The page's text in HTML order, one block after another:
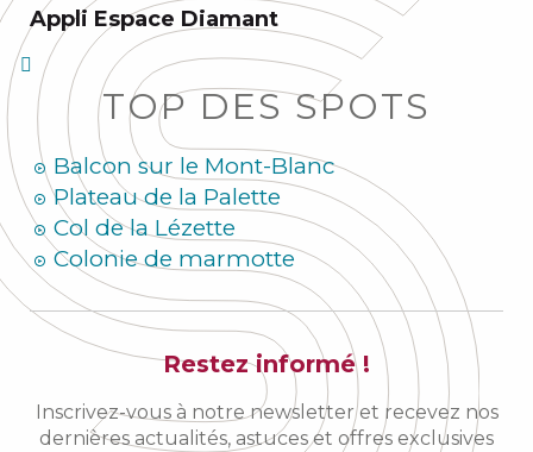
Appli Espace Diamant
TOP DES SPOTS
Balcon sur le Mont-Blanc
Plateau de la Palette
Col de la Lézette
Colonie de marmotte
Restez informé !
Inscrivez-vous à notre newsletter et recevez nos
dernières actualités, astuces et offres exclusives